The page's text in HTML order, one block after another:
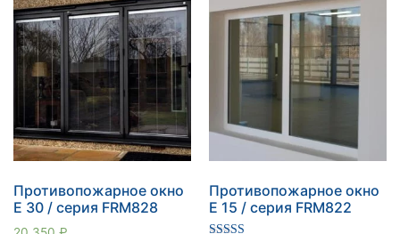
Противопожарное окно
E 30 / серия FRM828
Противопожарное окно
E 15 / серия FRM822